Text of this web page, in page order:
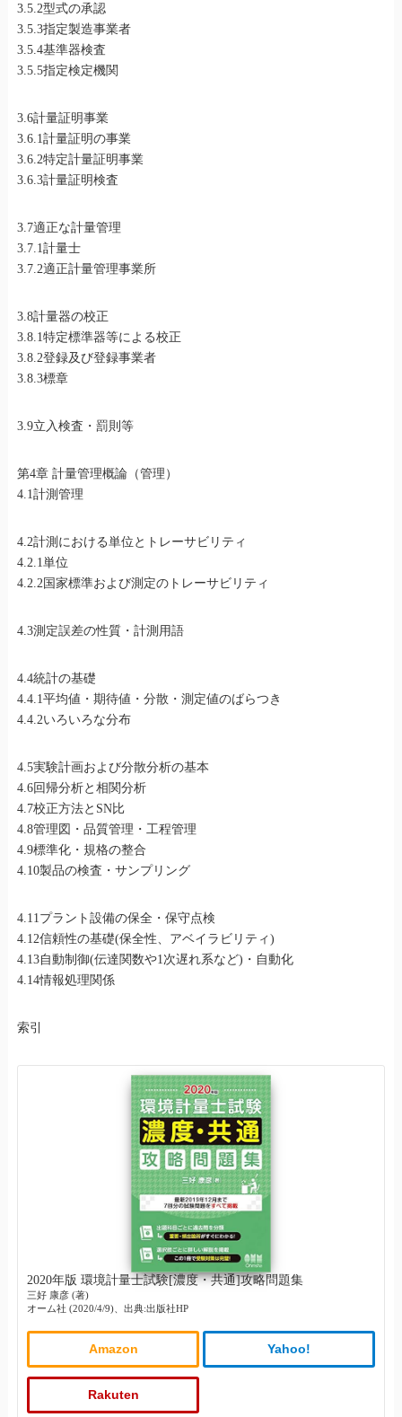
3.5.2型式の承認
3.5.3指定製造事業者
3.5.4基準器検査
3.5.5指定検定機関
3.6計量証明事業
3.6.1計量証明の事業
3.6.2特定計量証明事業
3.6.3計量証明検査
3.7適正な計量管理
3.7.1計量士
3.7.2適正計量管理事業所
3.8計量器の校正
3.8.1特定標準器等による校正
3.8.2登録及び登録事業者
3.8.3標章
3.9立入検査・罰則等
第4章 計量管理概論（管理）
4.1計測管理
4.2計測における単位とトレーサビリティ
4.2.1単位
4.2.2国家標準および測定のトレーサビリティ
4.3測定誤差の性質・計測用語
4.4統計の基礎
4.4.1平均値・期待値・分散・測定値のばらつき
4.4.2いろいろな分布
4.5実験計画および分散分析の基本
4.6回帰分析と相関分析
4.7校正方法とSN比
4.8管理図・品質管理・工程管理
4.9標準化・規格の整合
4.10製品の検査・サンプリング
4.11プラント設備の保全・保守点検
4.12信頼性の基礎(保全性、アベイラビリティ)
4.13自動制御(伝達関数や1次遅れ系など)・自動化
4.14情報処理関係
索引
2020年版 環境計量士試験[濃度・共通]攻略問題集
三好 康彦 (著)
オーム社 (2020/4/9)、出典:出版社HP
Amazon Yahoo!
Rakuten